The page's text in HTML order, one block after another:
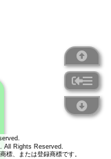
All Rights Reserved.
標、または登録商標です。